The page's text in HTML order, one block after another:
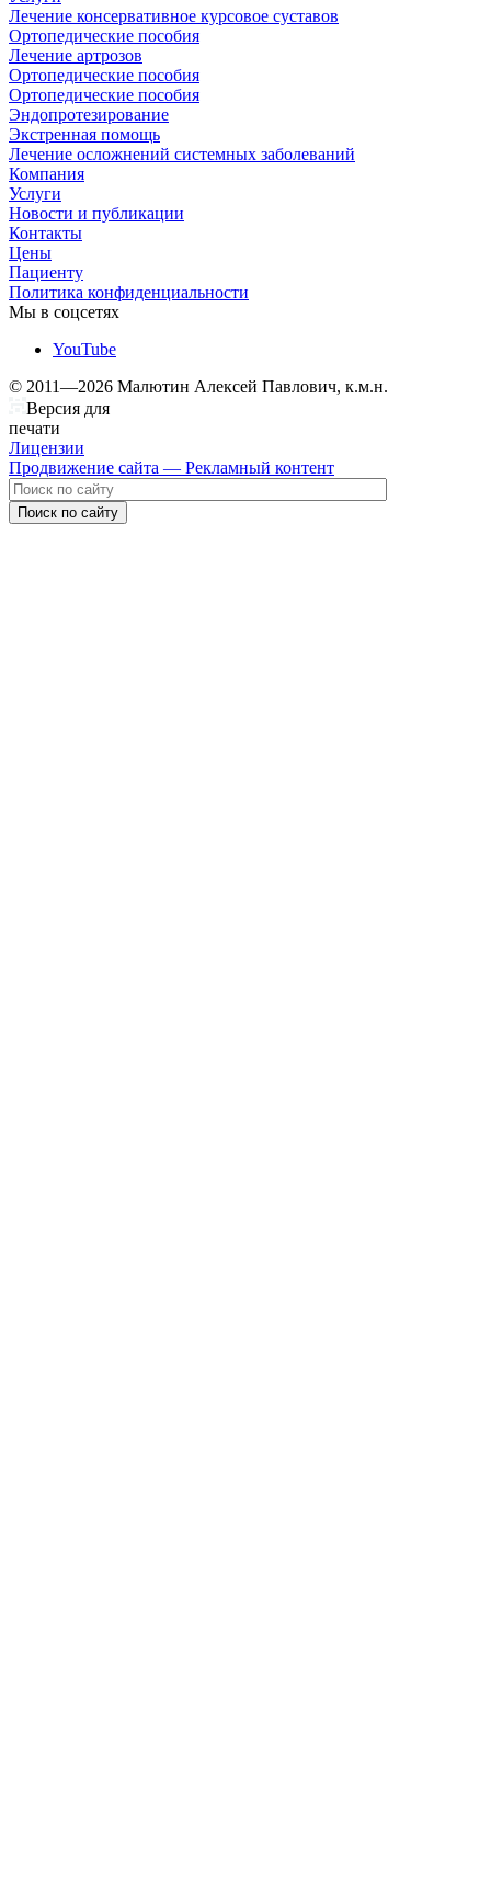
Лечение консервативное курсовое суставов
Ортопедические пособия
Лечение артрозов
Ортопедические пособия
Ортопедические пособия
Эндопротезирование
Экстренная помощь
Лечение осложнений системных заболеваний
Компания
Услуги
Новости и публикации
Контакты
Цены
Пациенту
Политика конфиденциальности
Мы в соцсетях
YouTube
© 2011—2026 Малютин Алексей Павлович, к.м.н.
Версия для
печати
Лицензии
Продвижение сайта — Рекламный контент
Поиск по сайту